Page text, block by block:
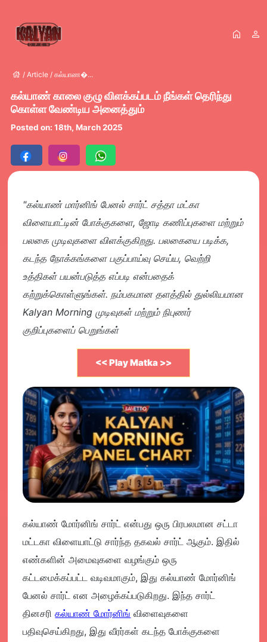
home person
house / Article / கல்யாண�...
கல்யாண் காலை குழு விளக்கப்படம் நீங்கள் தெரிந்து
கொள்ள வேண்டிய அனைத்தும்
Posted on: 18th, March 2025
"கல்யாண் மார்னிங் பேனல் சார்ட் சத்தா மட்கா
விளையாட்டின் போக்குகளை, ஜோடி கணிப்புகளை மற்றும்
பலகை முடிவுகளை விளக்குகிறது. பலகையை படிக்க,
கடந்த நோக்கங்களை பகுப்பாய்வு செய்ய, வெற்றி
உத்திகள் பயன்படுத்த எப்படி என்பதைக்
கற்றுக்கொள்ளுங்கள். நம்பகமான தளத்தில் துல்லியமான
Kalyan Morning முடிவுகள் மற்றும் நிபுணர்
குறிப்புகளைப் பெறுங்கள்
<< Play Matka >>
கல்யாண் மோர்னிங் சார்ட் என்பது ஒரு பிரபலமான சட்டா
மட்டகா விளையாட்டு சார்ந்த தகவல் சார்ட் ஆகும். இதில்
எண்களின் அமைவுகளை வழங்கும் ஒரு
கட்டமைக்கப்பட்ட வடிவமாகும், இது கல்யாண் மோர்னிங்
பேனல் சார்ட் என அழைக்கப்படுகிறது. இந்த சார்ட்
தினசரிகல்யாண் மோர்னிங் விளைவுகளை
பதிவுசெய்கிறது, இது வீரர்கள் கடந்த போக்குகளை